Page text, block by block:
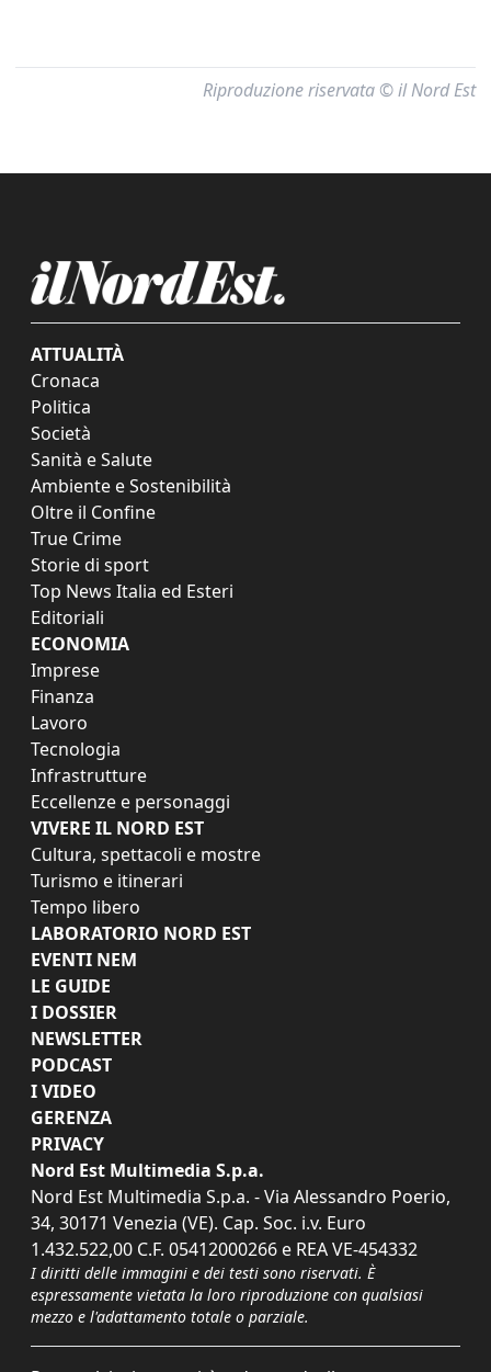
Riproduzione riservata © il Nord Est
ATTUALITÀ
Cronaca
Politica
Società
Sanità e Salute
Ambiente e Sostenibilità
Oltre il Confine
True Crime
Storie di sport
Top News Italia ed Esteri
Editoriali
ECONOMIA
Imprese
Finanza
Lavoro
Tecnologia
Infrastrutture
Eccellenze e personaggi
VIVERE IL NORD EST
Cultura, spettacoli e mostre
Turismo e itinerari
Tempo libero
LABORATORIO NORD EST
EVENTI NEM
LE GUIDE
I DOSSIER
NEWSLETTER
PODCAST
I VIDEO
GERENZA
PRIVACY
Nord Est Multimedia S.p.a.
Nord Est Multimedia S.p.a. - Via Alessandro Poerio,
34, 30171 Venezia (VE). Cap. Soc. i.v. Euro
1.432.522,00 C.F. 05412000266 e REA VE-454332
I diritti delle immagini e dei testi sono riservati. È
espressamente vietata la loro riproduzione con qualsiasi
mezzo e l'adattamento totale o parziale.